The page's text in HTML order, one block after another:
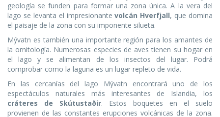
geología se funden para formar una zona única. A la vera del
lago se levanta el impresionantevolcán Hverfjall, que domina
el paisaje de la zona con su imponente silueta.
Mývatn es también una importante región para los amantes de
la ornitología. Numerosas especies de aves tienen su hogar en
el lago y se alimentan de los insectos del lugar. Podrá
comprobar como la laguna es un lugar repleto de vida.
En las cercanías del lago Mývatn encontrará uno de los
espectáculos naturales más interesantes de Islandia, los
cráteres de Skútustaðir. Estos boquetes en el suelo
provienen de las constantes erupciones volcánicas de la zona.